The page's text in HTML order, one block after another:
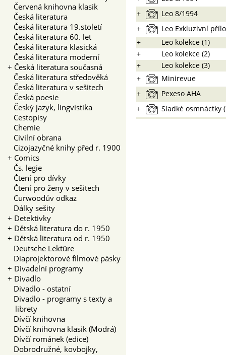
Červená knihovna klasik
Česká literatura
Česká literatura 19.století
Česká literatura 60. let
Česká literatura klasická
Česká literatura moderní
+ Česká literatura současná
Česká literatura středověká
Česká literatura v sešitech
Česká poesie
Český jazyk, lingvistika
Cestopisy
Chemie
Civilní obrana
Cizojazyčné knihy před r. 1900
+ Comics
Čs. legie
Čtení pro dívky
Čtení pro ženy v sešitech
Curwoodův odkaz
Dálky sešity
+ Detektivky
+ Dětská literatura do r. 1950
+ Dětská literatura od r. 1950
Deutsche Lektüre
Diaprojektorové filmové pásky
+ Divadelní programy
+ Divadlo
Divadlo - ostatní
Divadlo - programy s texty a
librety
Dívčí knihovna
Dívčí knihovna klasik (Modrá)
Dívčí románek (edice)
Dobrodružné, kovbojky,
+
Leo 8/1994
+
Leo Exkluzivní
+
Leo kolekce (1)
+
Leo kolekce (2)
+
Leo kolekce (3)
+
Minirevue
+
Pexeso AHA
+
Sladké osmnáctky